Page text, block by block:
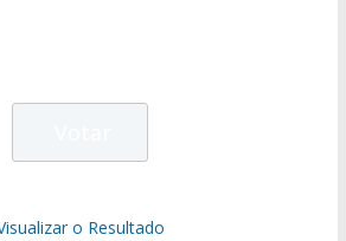
o Resultado